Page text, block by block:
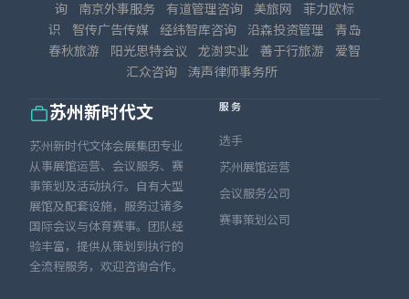
询
南京外事服务 有道管理咨询 美旅网
菲力欧标
识
智传广告传媒 经纬智库咨询 沿森投资管理
青岛
春秋旅游
阳光思特会议 龙澍实业 善于行旅游
爱智
汇众咨询 涛声律师事务所
苏州新时代文
苏州新时代文体会展集团专业
从事展馆运营、会议服务、赛
事策划及活动执行。自有大型
展馆及配套设施，服务过诸多
国际会议与体育赛事。团队经
验丰富，提供从策划到执行的
全流程服务，欢迎咨询合作。
服务
选手
苏州展馆运营
会议服务公司
赛事策划公司